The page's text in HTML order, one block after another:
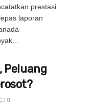
prestasi
laporan
Peluang
0